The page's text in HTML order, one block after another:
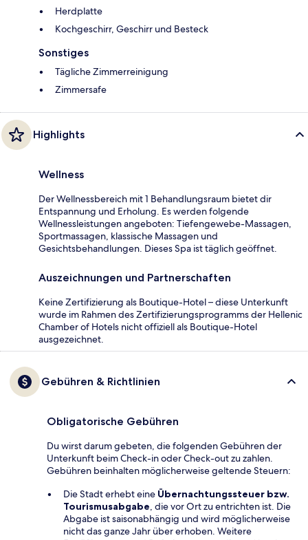
Herdplatte
Kochgeschirr, Geschirr und Besteck
Sonstiges
Tägliche Zimmerreinigung
Zimmersafe
Highlights
Wellness
Der Wellnessbereich mit 1 Behandlungsraum bietet dir
Entspannung und Erholung. Es werden folgende
Wellnessleistungen angeboten: Tiefengewebe-Massagen,
Sportmassagen, klassische Massagen und
Gesichtsbehandlungen. Dieses Spa ist täglich geöffnet.
Auszeichnungen und Partnerschaften
Keine Zertifizierung als Boutique-Hotel – diese Unterkunft
wurde im Rahmen des Zertifizierungsprogramms der Hellenic
Chamber of Hotels nicht offiziell als Boutique-Hotel
ausgezeichnet.
Gebühren & Richtlinien
Obligatorische Gebühren
Du wirst darum gebeten, die folgenden Gebühren der
Unterkunft beim Check-in oder Check-out zu zahlen.
Gebühren beinhalten möglicherweise geltende Steuern:
Die Stadt erhebt eine Übernachtungssteuer bzw.
Tourismusabgabe, die vor Ort zu entrichten ist. Die
Abgabe ist saisonabhängig und wird möglicherweise
nicht das ganze Jahr über erhoben. Weitere